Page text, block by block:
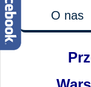
O nas